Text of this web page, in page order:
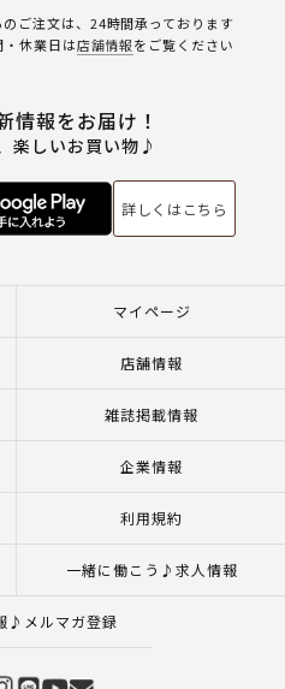
ご注文は、24時間承っております
休業日は店舗情報をご覧ください
情報をお届け！
楽しいお買い物♪
詳しくはこちら
マイページ
店舗情報
雑誌掲載情報
企業情報
利用規約
一緒に働こう♪求人情報
♪メルマガ登録